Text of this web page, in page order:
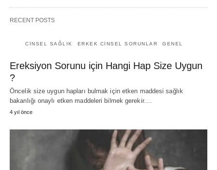
RECENT POSTS
CINSEL SAĞLIK ERKEK CINSEL SORUNLAR GENEL
Ereksiyon Sorunu için Hangi Hap Size Uygun
?
Öncelik size uygun hapları bulmak için etken maddesi sağlık
bakanlığı onaylı etken maddeleri bilmek gerekir.…
4 yıl önce